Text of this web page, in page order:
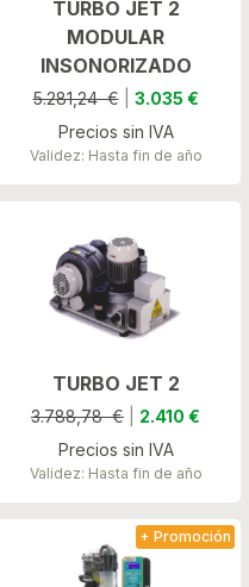
TURBO JET 2
MODULAR
INSONORIZADO
5.281,24 €| 3.035 €
Precios sin IVA
Validez: Hasta fin de año
TURBO JET 2
3.788,78 €
2.410 €
Precios sin IVA
Validez: Hasta fin de año
+ Promoción